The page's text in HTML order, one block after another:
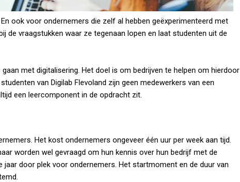
ook voor ondernemers die zelf al hebben geëxperimenteerd met
de vraagstukken waar ze tegenaan lopen en laat studenten uit de
met digitalisering. Het doel is om bedrijven te helpen om hierdoor
van Digilab Flevoland zijn geen medewerkers van een
een leercomponent in de opdracht zit.
Het kost ondernemers ongeveer één uur per week aan tijd.
worden wel gevraagd om hun kennis over hun bedrijf met de
jaar door plek voor ondernemers. Het startmoment en de duur van